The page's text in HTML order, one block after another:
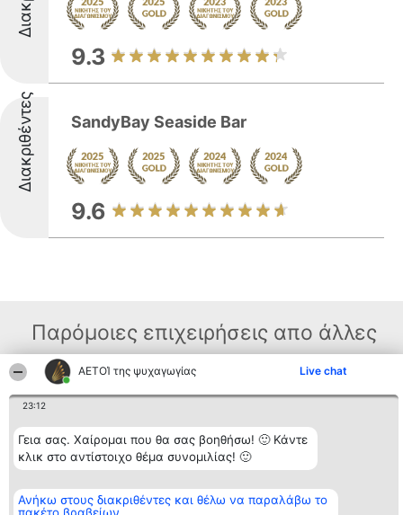
ΑΕΤΟΊ της ψυχαγωγίας Live chat
23:12
Γεια σας. Χαίρομαι που θα σας βοηθήσω! 🙂 Κάντε
κλικ στο αντίστοιχο θέμα συνομιλίας! 🙂
Ανήκω στους διακριθέντες και θέλω να παραλάβω το
9.3
Διακριθέντες SandyBay Seaside Bar
9.6
Παρόμοιες επιχειρήσεις απο άλλες
περιοχές
κατάταξης
BEAUTIFUL COMPANY
Μονοπρόσωπη ΙΚΕ
2104128019
email:
Διακριθέντες
Λίστα όλων
των
Μεθοδολογία
Όροι &
Επικοινωνία